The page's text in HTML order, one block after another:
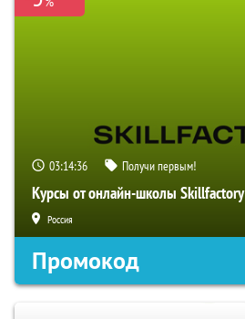
03:14:35 Получи первым!
Курсы от онлайн-школы Skillfactory
Россия
Промокод